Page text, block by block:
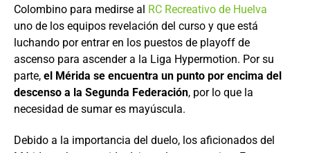
Colombino para medirse al RC Recreativo de Huelva
uno de los equipos revelación del curso y que está
luchando por entrar en los puestos de playoff de
ascenso para ascender a la Liga Hypermotion. Por su
parte, el Mérida se encuentra un punto por encima del
descenso a la Segunda Federación, por lo que la
necesidad de sumar es mayúscula.
Debido a la importancia del duelo, los aficionados del